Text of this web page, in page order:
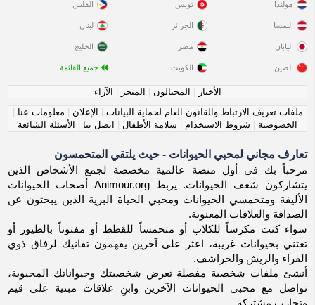
هولندا
النمسا
اليابان
الصين
تونس
الجزائر
مصر
الكويت
الفلبين
لبنان
الخليج
جميع القائمة
الأخبار المحتالون المتجر
الآراء
ملفات تعريف الارتباط والقانون العام لحماية البيانات
الإعلان معلومات عنا
الخصوصية
شروط الاستخدام سلامة الأطفال اتصل بنا الأسئلة الشائعة
تعارف مجاني لمحبي الحيوانات - حيث يلتقي المتحمسون
مرحباً بك في أول منصة عالمية مخصصة لجمع الأشخاص الذين
يتشاركون شغف الحيوانات. يربط Animour.org أصحاب الحيوانات
الأليفة ومتحمسي الحيوانات ومحبي الحياة البرية الذين يبحثون عن
الصداقة والعلاقات المعنوية.
سواء كنت مكرساً للكلاب أو متحمساً للقطط أو مفتوناً بالطيور أو
تعتني بحيوانات غريبة، اعثر على آخرين يفهمون تفانيك لرفاق ذوي
الفراء والريش والحراشف.
أنشئ ملفات شخصية مفصلة تعرض شخصيتك وحيواناتك المحبوبة،
تواصل مع محبي الحيوانات الآخرين وابنِ علاقات مبنية على قيم
وتجارب مشتركة.